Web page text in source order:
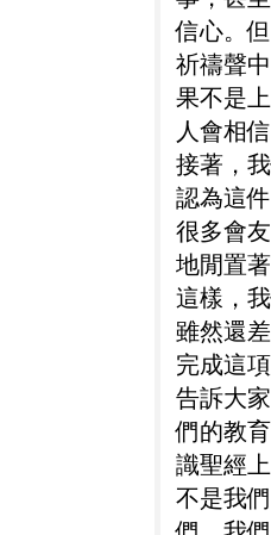
信心。
祈禱聲
果不是
人會相
接著，
認為這
很多會
地閒置
這樣，
雖然還
完成這
告訴大
們的教
識聖經
不是我